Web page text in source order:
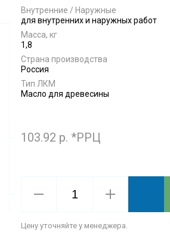
Внутренние / Наружные
для внутренних и наружных работ
Масса, кг
1,8
Страна производства
Россия
Тип ЛКМ
Масло для древесины
103.92 р. *РРЦ
Цену уточняйте у менеджера.